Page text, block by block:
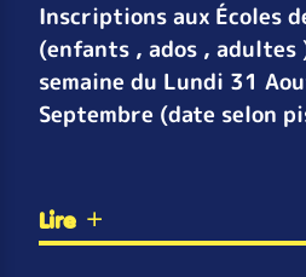
Inscriptions aux Écoles
(enfants , ados , adultes
semaine du Lundi 31
Septembre (date selon
Lire